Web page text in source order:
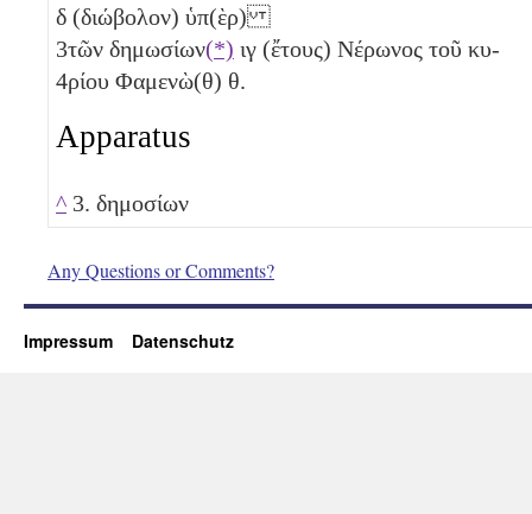
δ (διώβολον) ὑπ(ὲρ)
3τῶν δημωσίων(*) ιγ (ἔτους) Νέρωνος τοῦ κυ-
4ρίου Φαμενὼ(θ) θ.
Apparatus
^ 3. δημοσίων
Any Questions or Comments?
Impressum Datenschutz